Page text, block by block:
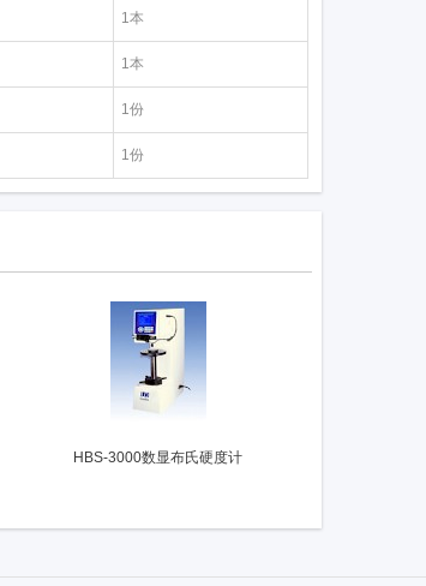
1本
1本
1份
1份
HBS-3000数显布氏硬度计